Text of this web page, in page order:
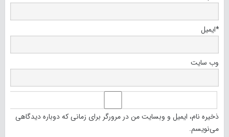
ایمیل*
وب‌ سایت
ذخیره نام، ایمیل و وبسایت من در مرورگر برای زمانی که دوباره دیدگاهی
می‌نویسم.